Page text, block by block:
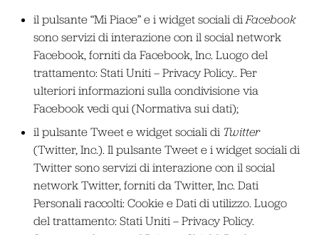
il pulsante “Mi Piace” e i widget sociali diFacebook
sono servizi di interazione con il social network
Facebook, forniti da Facebook, Inc. Luogo del
trattamento: Stati Uniti – Privacy Policy.. Per
ulteriori informazioni sulla condivisione via
Facebook vedi qui (Normativa sui dati);
il pulsante Tweet e widget sociali di Twitter
(Twitter, Inc.). Il pulsante Tweet e i widget sociali di
Twitter sono servizi di interazione con il social
network Twitter, forniti da Twitter, Inc. Dati
Personali raccolti: Cookie e Dati di utilizzo. Luogo
del trattamento: Stati Uniti – Privacy Policy.